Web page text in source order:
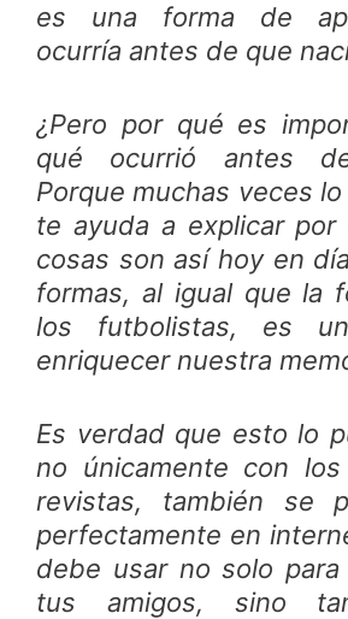
es una forma de
ocurría antes de que
¿Pero por qué es
qué ocurrió antes
Porque muchas veces
te ayuda a explicar por
cosas son así hoy en
formas, al igual que la
los futbolistas, es
enriquecer nuestra
Es verdad que esto lo
no únicamente con
revistas, también se
perfectamente en
debe usar no solo
tus amigos, sino